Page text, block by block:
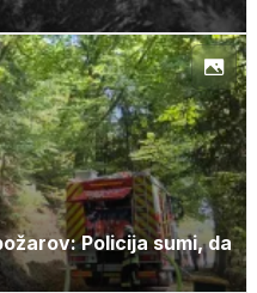
Policija sumi, da